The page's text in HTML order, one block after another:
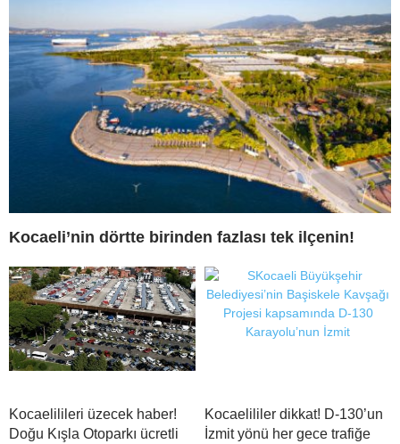
Kocaeli’nin dörtte birinden fazlası tek ilçenin!
Kocaelilileri üzecek haber!
Doğu Kışla Otoparkı ücretli
Kocaelililer dikkat! D-130’un
İzmit yönü her gece trafiğe